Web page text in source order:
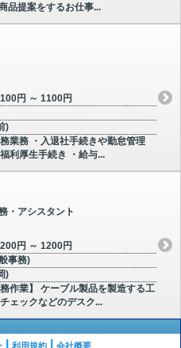
品提案をするお仕事...
円 ～ 1100円
)
業務 ・入退社手続きや勤怠管理
利厚生手続き ・給与...
・アシスタント
円 ～ 1200円
事務)
)
作業】 ケーブル製品を製造する工
ェックなどのデスク...
利用規約 会社概要